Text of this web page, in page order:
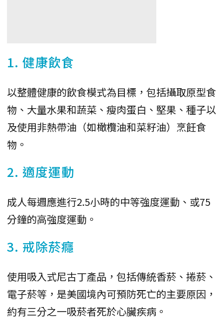
1. 健康飲食
以整體健康的飲食模式為目標，包括攝取原型食
物、大量水果和蔬菜、瘦肉蛋白、堅果、種子以
及使用非熱帶油（如橄欖油和菜籽油）烹飪食
物。
2. 適度運動
成人每週應進行2.5小時的中等強度運動、或75
分鐘的高強度運動。
3. 戒除菸癮
使用吸入式尼古丁產品，包括傳統香菸、捲菸、
電子菸等，是美國境內可預防死亡的主要原因，
約有三分之一吸菸者死於心臟疾病。